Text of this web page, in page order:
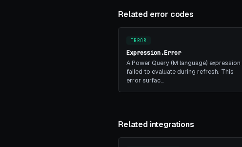
Related error codes
ERROR
Expression.Error
A Power Query (M language) expression
failed to evaluate during refresh. This
error surfac…
Related integrations